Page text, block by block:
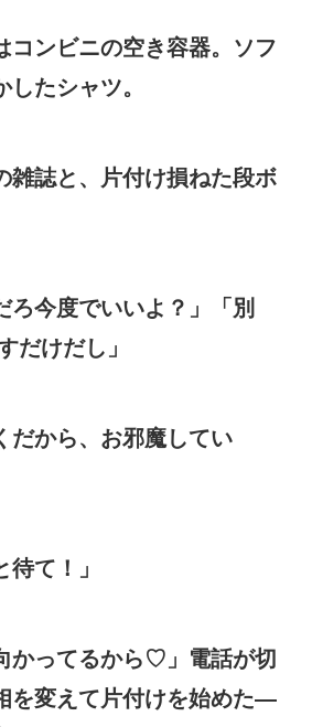
コンビニの空き容器。ソフ
したシャツ。
雑誌と、片付け損ねた段ボ
ろ今度でいいよ？」「別
だけだし」
だから、お邪魔してい
待て！」
かってるから♡」電話が切
を変えて片付けを始めた—